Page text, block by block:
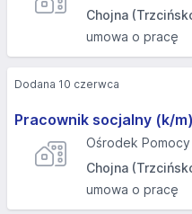
Chojna
umowa o pracę
Pracownik socjalny (k/m)
Ośrodek
Chojna
umowa o pracę
Dodana 10 czerwca